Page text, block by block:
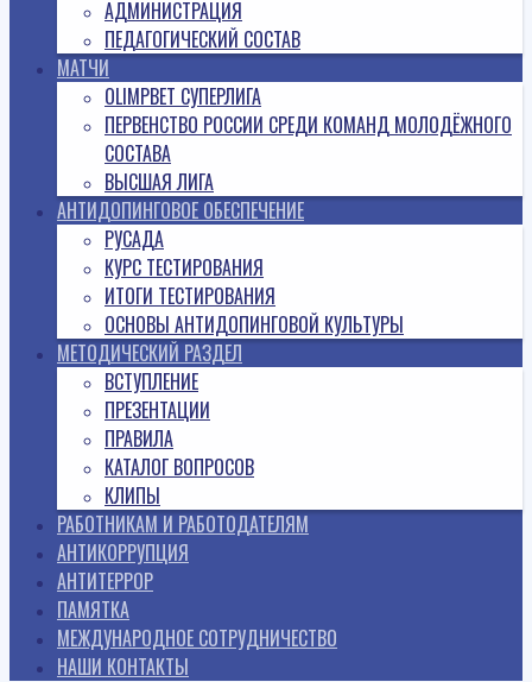
АДМИНИСТРАЦИЯ
ПЕДАГОГИЧЕСКИЙ СОСТАВ
МАТЧИ
OLIMPBET СУПЕРЛИГА
ПЕРВЕНСТВО РОССИИ СРЕДИ КОМАНД МОЛОДЁЖНОГО
СОСТАВА
ВЫСШАЯ ЛИГА
АНТИДОПИНГОВОЕ ОБЕСПЕЧЕНИЕ
РУСАДА
КУРС ТЕСТИРОВАНИЯ
ИТОГИ ТЕСТИРОВАНИЯ
ОСНОВЫ АНТИДОПИНГОВОЙ КУЛЬТУРЫ
МЕТОДИЧЕСКИЙ РАЗДЕЛ
ВСТУПЛЕНИЕ
ПРЕЗЕНТАЦИИ
ПРАВИЛА
КАТАЛОГ ВОПРОСОВ
КЛИПЫ
РАБОТНИКАМ И РАБОТОДАТЕЛЯМ
АНТИКОРРУПЦИЯ
АНТИТЕРРОР
ПАМЯТКА
МЕЖДУНАРОДНОЕ СОТРУДНИЧЕСТВО
НАШИ КОНТАКТЫ